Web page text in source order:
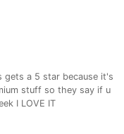
gets a 5 star because it's
stuff so they say if u
I LOVE IT